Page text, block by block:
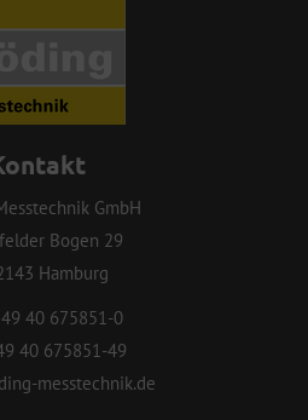
GmbH
Bogen 29
Hamburg
40 675851-0
40 675851-49
messtechnik.de